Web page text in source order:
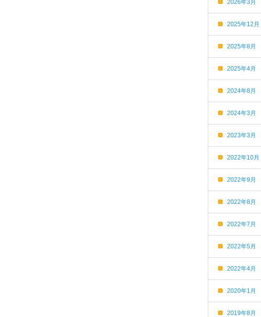
2026年3月
2025年12月
2025年8月
2025年4月
2024年8月
2024年3月
2023年3月
2022年10月
2022年9月
2022年8月
2022年7月
2022年5月
2022年4月
2020年1月
2019年8月